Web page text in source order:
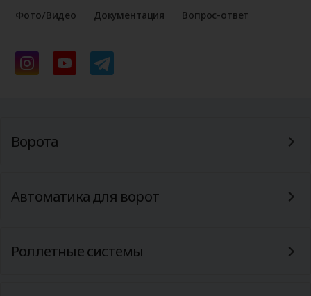
Фото/Видео
Документация Вопрос-ответ
Ворота
Автоматика для ворот
Роллетные системы